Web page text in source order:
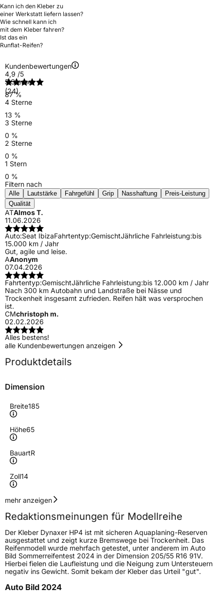
Kann ich den Kleber zu
einer Werkstatt liefern lassen?
Wie schnell kann ich
mit dem Kleber fahren?
Ist das ein
Runflat-Reifen?
Kundenbewertungen
4,9 /5
(24)
5 Sterne
87 %
4 Sterne
13 %
3 Sterne
0 %
2 Sterne
0 %
1 Stern
0 %
Filtern nach
Alle Lautstärke Fahrgefühl Grip Nasshaftung
Preis-Leistung
Qualität
ATAlmos T.
11.06.2026
Auto:Seat IbizaFahrtentyp:GemischtJährliche Fahrleistung:bis
15.000 km / Jahr
Gut, agile und leise.
AAnonym
07.04.2026
Fahrtentyp:GemischtJährliche Fahrleistung:bis 12.000 km / Jahr
Nach 300 km Autobahn und Landstraße bei Nässe und
Trockenheit insgesamt zufrieden. Reifen hält was versprochen
ist.
CMchristoph m.
02.02.2026
Alles bestens!
alle Kundenbewertungen anzeigen
Produktdetails
Dimension
Breite185
Höhe65
BauartR
Zoll14
Geschwindigkeitsindex
Höchstgeschwindigkeit
210 km/h
Lastindex86
Höchstlast530 kg
mehr anzeigen
Redaktionsmeinungen für Modellreihe
Der Kleber Dynaxer HP4 ist mit sicheren Aquaplaning-Reserven
ausgestattet und zeigt kurze Bremswege bei Trockenheit. Das
Reifenmodell wurde mehrfach getestet, unter anderem im Auto
Bild Sommerreifentest 2024 in der Dimension 205/55 R16 91V.
Hierbei fielen die Laufleistung und die Neigung zum Untersteuern
negativ ins Gewicht. Somit bekam der Kleber das Urteil "gut".
Auto Bild 2024